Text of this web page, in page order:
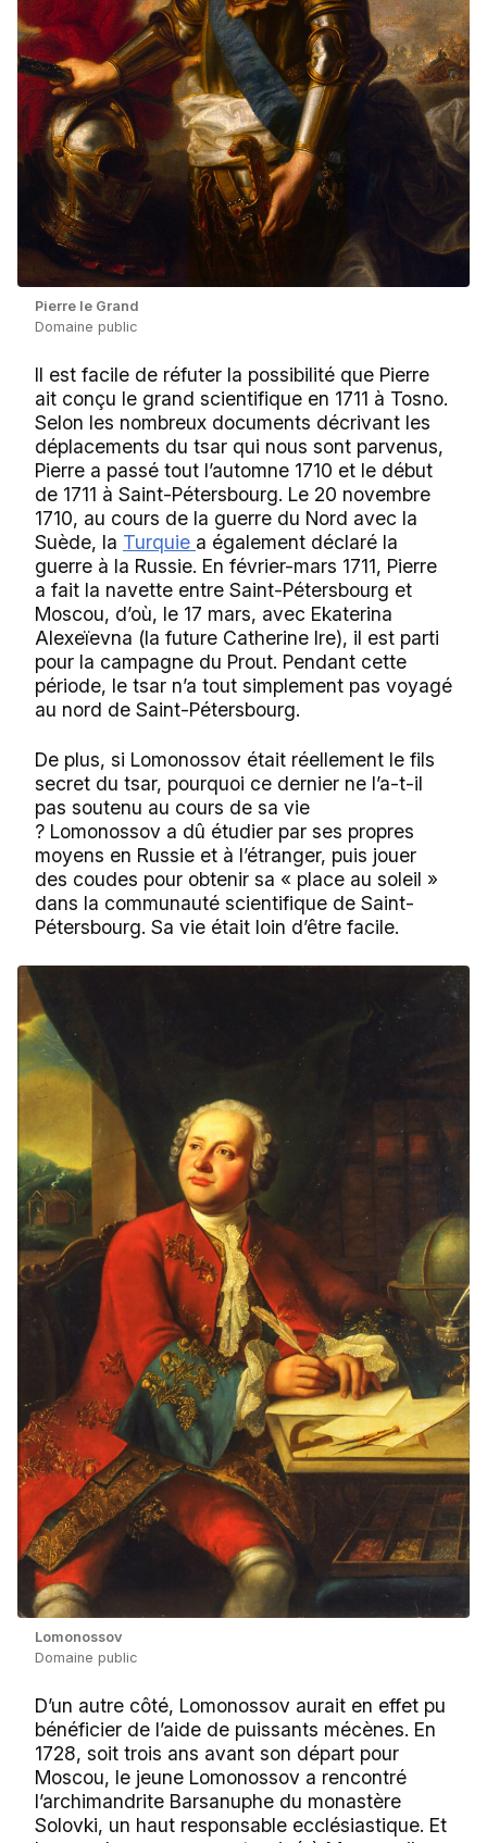
Pierre le Grand
Domaine public
Il est facile de réfuter la possibilité que Pierre
ait conçu le grand scientifique en 1711 à Tosno.
Selon les nombreux documents décrivant les
déplacements du tsar qui nous sont parvenus,
Pierre a passé tout l’automne 1710 et le début
de 1711 à Saint-Pétersbourg. Le 20 novembre
1710, au cours de la guerre du Nord avec la
Suède, la Turquie a également déclaré la
guerre à la Russie. En février-mars 1711, Pierre
a fait la navette entre Saint-Pétersbourg et
Moscou, d’où, le 17 mars, avec Ekaterina
Alexeïevna (la future Catherine Ire), il est parti
pour la campagne du Prout. Pendant cette
période, le tsar n’a tout simplement pas voyagé
au nord de Saint-Pétersbourg.
De plus, si Lomonossov était réellement le fils
secret du tsar, pourquoi ce dernier ne l’a-t-il
pas soutenu au cours de sa vie
? Lomonossov a dû étudier par ses propres
moyens en Russie et à l’étranger, puis jouer
des coudes pour obtenir sa « place au soleil »
dans la communauté scientifique de Saint-
Pétersbourg. Sa vie était loin d’être facile.
Lomonossov
Domaine public
D’un autre côté, Lomonossov aurait en effet pu
bénéficier de l’aide de puissants mécènes. En
1728, soit trois ans avant son départ pour
Moscou, le jeune Lomonossov a rencontré
l’archimandrite Barsanuphe du monastère
Solovki, un haut responsable ecclésiastique. Et